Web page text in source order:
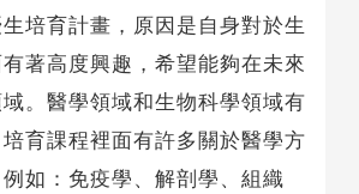
培育計畫，原因是自身對於生
著高度興趣，希望能夠在未來
。醫學領域和生物科學領域有
育課程裡面有許多關於醫學方
如：免疫學、解剖學、組織